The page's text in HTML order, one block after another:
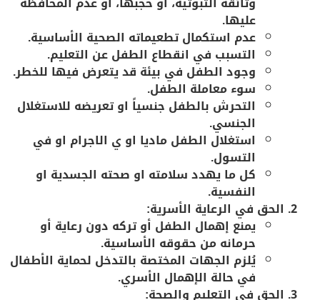
عليها.
عدم استكمال تطعيماته الصحية الأساسية.
التسبب في انقطاع الطفل عن التعليم.
وجود الطفل في بيئة قد يتعرض فيها للخطر.
سوء معاملة الطفل.
التحرش بالطفل جنسياً او تعريضه للاستغلال
الجنسي.
استغلال الطفل ماديا او ي الاجرام او في
التسول.
كل ما يهدد سلامته او صحته الجسدية او
النفسية.
الحق في الرعاية الأسرية:
يمنع إهمال الطفل أو تركه دون رعاية أو
حرمانه من حقوقه الأساسية.
يُلزم الجهات المختصة بالتدخل لحماية الأطفال
في حالة الإهمال الأسري.
الحق في التعليم والصحة: